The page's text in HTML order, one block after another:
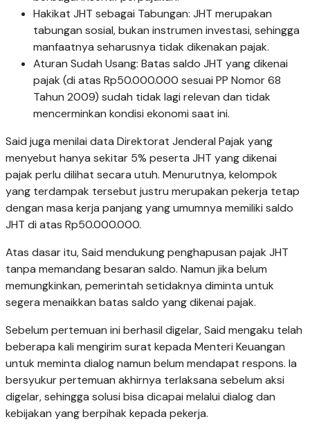
Hakikat JHT sebagai Tabungan: JHT merupakan
tabungan sosial, bukan instrumen investasi, sehingga
manfaatnya seharusnya tidak dikenakan pajak.
Aturan Sudah Usang: Batas saldo JHT yang dikenai
pajak (di atas Rp50.000.000 sesuai PP Nomor 68
Tahun 2009) sudah tidak lagi relevan dan tidak
mencerminkan kondisi ekonomi saat ini.
Said juga menilai data Direktorat Jenderal Pajak yang
menyebut hanya sekitar 5% peserta JHT yang dikenai
pajak perlu dilihat secara utuh. Menurutnya, kelompok
yang terdampak tersebut justru merupakan pekerja tetap
dengan masa kerja panjang yang umumnya memiliki saldo
JHT di atas Rp50.000.000.
Atas dasar itu, Said mendukung penghapusan pajak JHT
tanpa memandang besaran saldo. Namun jika belum
memungkinkan, pemerintah setidaknya diminta untuk
segera menaikkan batas saldo yang dikenai pajak.
Sebelum pertemuan ini berhasil digelar, Said mengaku telah
beberapa kali mengirim surat kepada Menteri Keuangan
untuk meminta dialog namun belum mendapat respons. Ia
bersyukur pertemuan akhirnya terlaksana sebelum aksi
digelar, sehingga solusi bisa dicapai melalui dialog dan
kebijakan yang berpihak kepada pekerja.